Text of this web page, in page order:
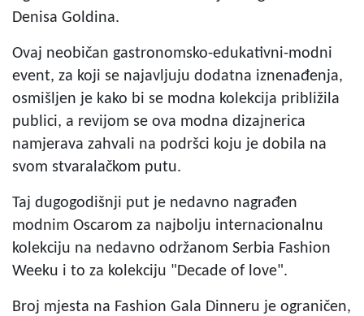
Denisa Goldina.
Ovaj neobičan gastronomsko-edukativni-modni
event, za koji se najavljuju dodatna iznenađenja,
osmišljen je kako bi se modna kolekcija približila
publici, a revijom se ova modna dizajnerica
namjerava zahvali na podršci koju je dobila na
svom stvaralačkom putu.
Taj dugogodišnji put je nedavno nagrađen
modnim Oscarom za najbolju internacionalnu
kolekciju na nedavno održanom Serbia Fashion
Weeku i to za kolekciju "Decade of love".
Broj mjesta na Fashion Gala Dinneru je ograničen,